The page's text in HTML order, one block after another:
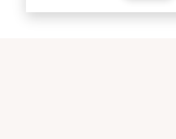
La piattaforma per